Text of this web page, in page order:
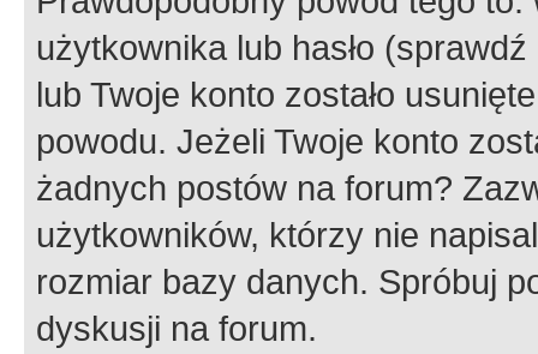
użytkownika lub hasło
lub Twoje konto zostało
powodu. Jeżeli Twoje konto
żadnych postów na forum?
użytkowników, którzy nie
rozmiar bazy danych. Spróbuj
dyskusji na forum.